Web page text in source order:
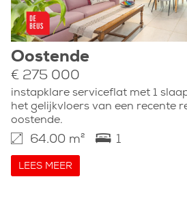
Oostende
€ 275 000
instapklare serviceflat met 1
het gelijkvloers van een recente
oostende.
64.00 m² 1
LEES MEER